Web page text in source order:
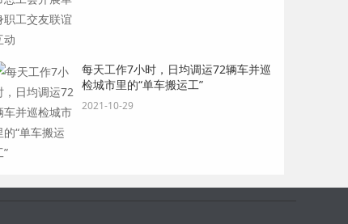
每天工作7小时，日均调运72辆车并巡
检城市里的“单车搬运工”
2021-10-29